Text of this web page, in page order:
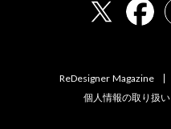
ReDesigner Magazine
個人情報の取り扱い